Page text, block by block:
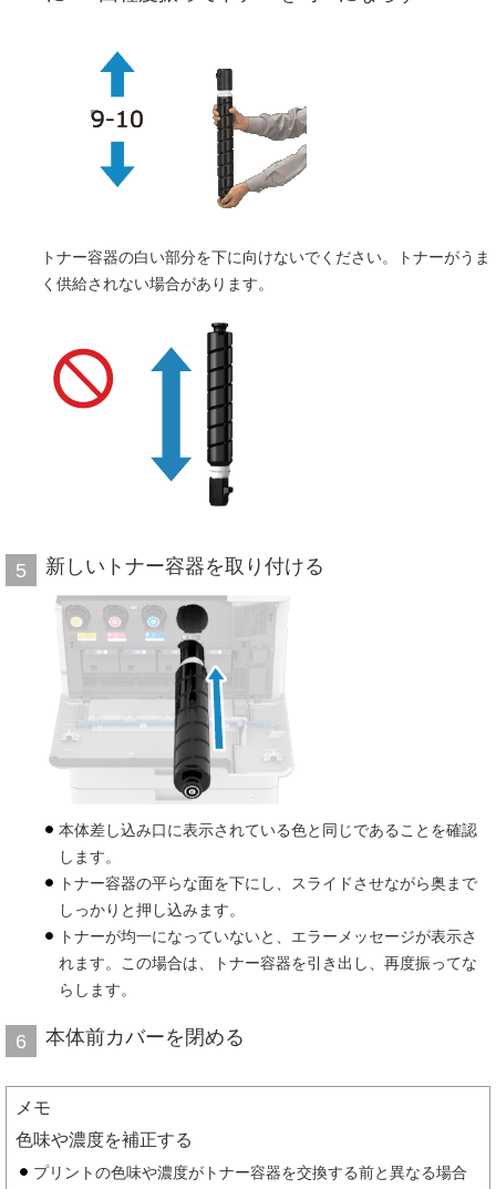
トナー容器の白い部分を下に向けないでください。トナーがうま
く供給されない場合があります。
5 新しいトナー容器を取り付ける
本体差し込み口に表示されている色と同じであることを確認
します。
トナー容器の平らな面を下にし、スライドさせながら奥まで
しっかりと押し込みます。
トナーが均一になっていないと、エラーメッセージが表示さ
れます。この場合は、トナー容器を引き出し、再度振ってな
らします。
6 本体前カバーを閉める
メモ
色味や濃度を補正する
プリントの色味や濃度がトナー容器を交換する前と異なる場合